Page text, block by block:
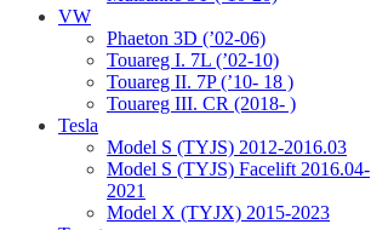
VW
Phaeton 3D (’02-06)
Touareg I. 7L (’02-10)
Touareg II. 7P (’10- 18 )
Touareg III. CR (2018- )
Tesla
Model S (TYJS) 2012-2016.03
Model S (TYJS) Facelift 2016.04-
2021
Model X (TYJX) 2015-2023